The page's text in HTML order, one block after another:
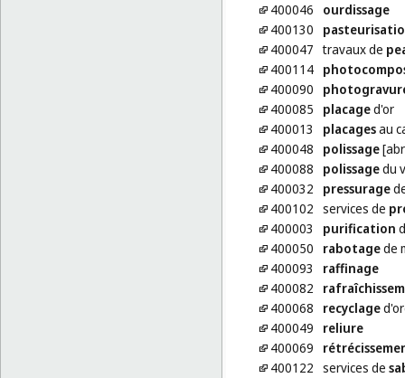
400046
ourdissage
400130
400047 travaux de
400114
400090
400085
placaged'or
400013
placagesau
400048
polissage
400088
polissagedu
400032
pressurage
400102 services de
400003
purification
400050
rabotagede
400093
raffinage
400082
400068
recyclage
400049
reliure
400069
400122 services de